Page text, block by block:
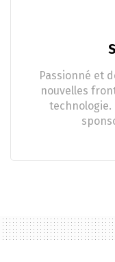
Passionné et
nouvelles
technologie.